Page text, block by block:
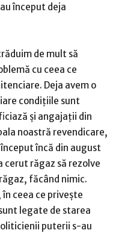
început deja
de mult să
cu ceea ce
Deja avem o
condiţiile sunt
şi angajaţii din
noastră revendicare,
încă din august
cerut răgaz să rezolve
făcând nimic.
ceea ce priveşte
legate de starea
puterii s-au